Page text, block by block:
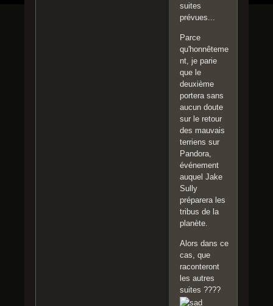
suites
prévues...
Parce
qu'honnêteme
nt, je parie
que le
deuxième
portera sans
aucun doute
sur le retour
des mauvais
terriens sur
Pandora,
événement
auquel Jake
Sully
préparera les
tribus de la
planète.
Alors dans ce
cas, que
raconteront
les autres
suites ????